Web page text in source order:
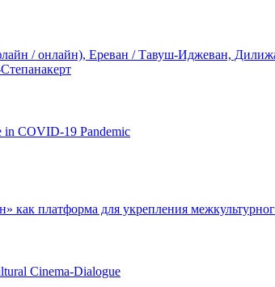
/ онлайн), Ереван / Тавуш-Иджеван,
in COVID-19 Pandemic
платформа для укрепления
Cinema-Dialogue